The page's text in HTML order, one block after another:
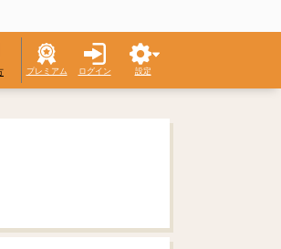
プレミアム ログイン 設定